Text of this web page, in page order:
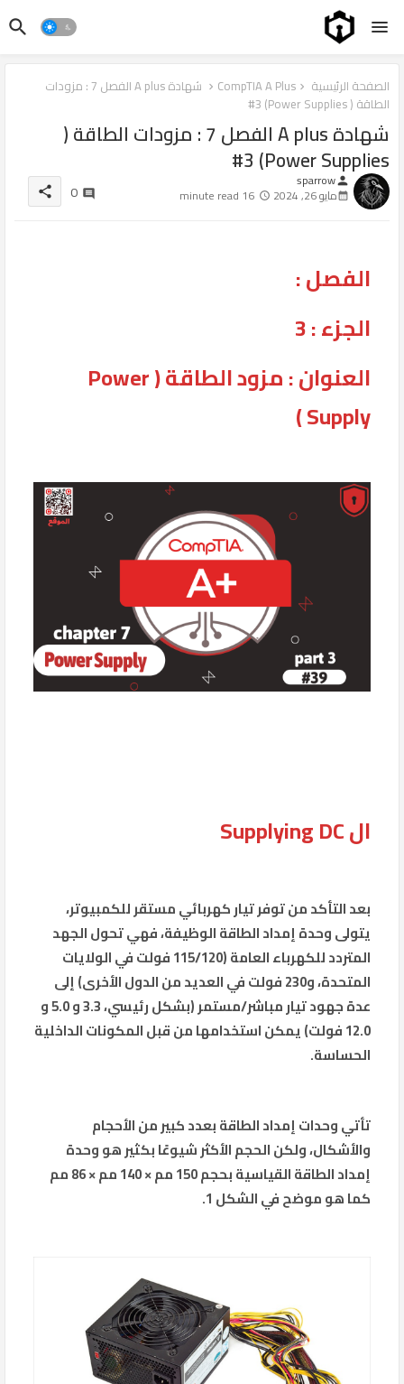
الصفحة الرئيسية CompTIA A Plus
شهادة A plus الفصل 7 : مزودات
الطاقة ( Power Supplies) #3
شهادة A plus الفصل 7 : مزودات الطاقة (
Power Supplies) #3
person
sparrow
مايو 26, 2024 16 minute read
0
share
الفصل :
الجزء : 3
العنوان : مزود الطاقة ( Power
Supply )
ال Supplying DC
بعد التأكد من توفر تيار كهربائي مستقر للكمبيوتر،
يتولى وحدة إمداد الطاقة الوظيفة، فهي تحول الجهد
المتردد للكهرباء العامة (115/120 فولت في الولايات
المتحدة، و230 فولت في العديد من الدول الأخرى) إلى
عدة جهود تيار مباشر/مستمر (بشكل رئيسي، 3.3 و 5.0 و
12.0 فولت) يمكن استخدامها من قبل المكونات الداخلية
الحساسة.
تأتي وحدات إمداد الطاقة بعدد كبير من الأحجام
والأشكال، ولكن الحجم الأكثر شيوعًا بكثير هو وحدة
إمداد الطاقة القياسية بحجم 150 مم × 140 مم × 86 مم
كما هو موضح في الشكل 1.